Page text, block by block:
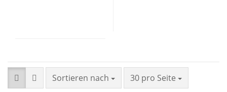
Sortieren nach 30 pro Seite